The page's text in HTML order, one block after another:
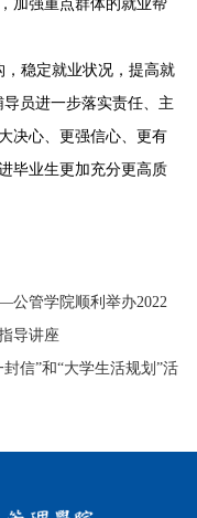
加强重点群体的就业帮
稳定就业状况，提高就
员进一步落实责任、主
决心、更强信心、更有
毕业生更加充分更高质
管学院顺利举办2022
导讲座
信”和“大学生活规划”活